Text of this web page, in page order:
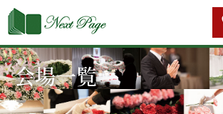
会場一覧